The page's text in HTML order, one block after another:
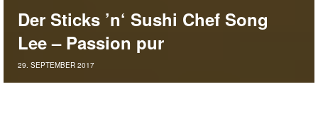
Der Sticks ’n‘ Sushi Chef Song
Lee – Passion pur
29. SEPTEMBER 2017